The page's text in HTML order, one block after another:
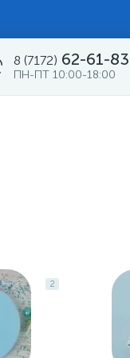
8 (7172) 62-61-83
ПН-ПТ 10:00-18:00
2